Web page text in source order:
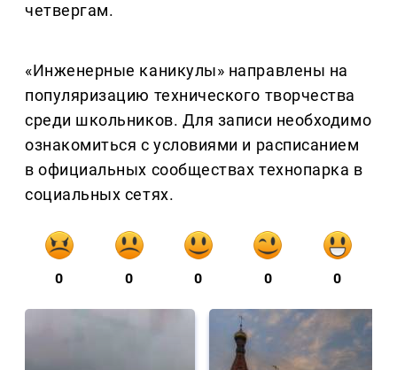
четвергам.
«Инженерные каникулы» направлены на
популяризацию технического творчества
среди школьников. Для записи необходимо
ознакомиться с условиями и расписанием
в официальных сообществах технопарка в
социальных сетях.
0 0 0 0 0